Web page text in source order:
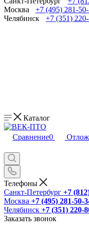
Москва
+7 (495) 281-
Челябинск
+7 (351) 220-
Каталог
Сравнение0
Телефоны
Санкт-Петербург +7
Москва +7 (495) 281-50-
Челябинск +7 (351) 220-
Заказать звонок